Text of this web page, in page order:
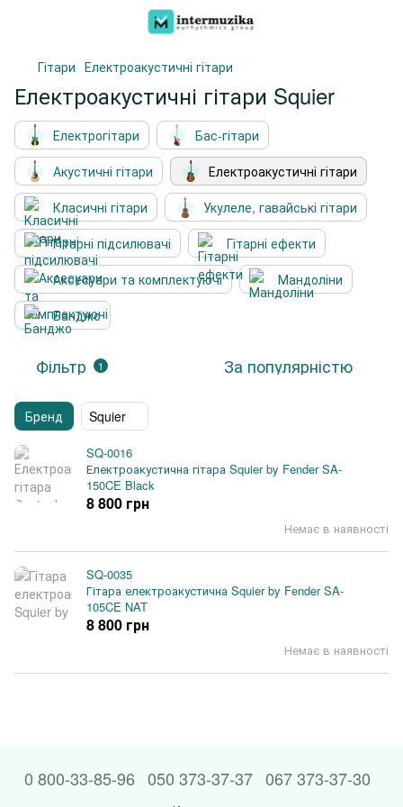
Гітари Електроакустичні гітари
Електроакустичні гітари Squier
Електрогітари
Бас-гітари
Акустичні гітари
Електроакустичні гітари
Класичні гітари
Укулеле, гавайські гітари
Гітарні підсилювачі
Гітарні ефекти
Аксесуари та комплектуючі
Мандоліни
Банджо
Фільтр 1 За популярністю
Бренд Squier
SQ-0016
Електроакустична гітара Squier by Fender SA-
150CE Black
Немає в наявності
8 800 грн
SQ-0035
Гітара електроакустична Squier by Fender SA-
105CE NAT
Немає в наявності
8 800 грн
0 800-33-85-96 050 373-37-37 067 373-37-30